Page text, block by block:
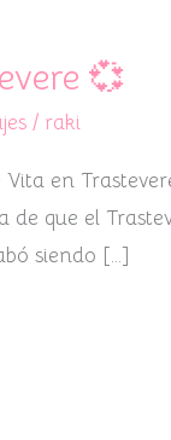
💞
/ raki
en
que el
siendo […]